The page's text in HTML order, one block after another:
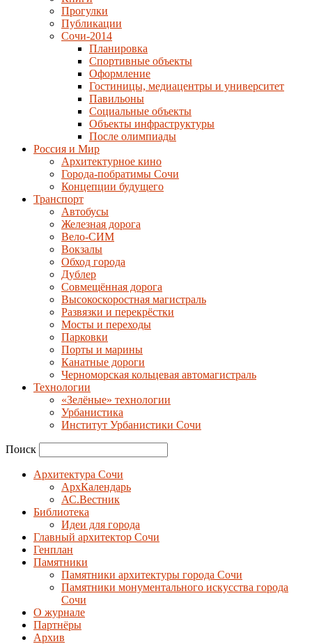
Прогулки
Публикации
Сочи-2014
Планировка
Спортивные объекты
Оформление
Гостиницы, медиацентры и университет
Павильоны
Социальные объекты
Объекты инфраструктуры
После олимпиады
Россия и Мир
Архитектурное кино
Города-побратимы Сочи
Концепции будущего
Транспорт
Автобусы
Железная дорога
Вело-СИМ
Вокзалы
Обход города
Дублер
Совмещённая дорога
Высокоскоростная магистраль
Развязки и перекрёстки
Мосты и переходы
Парковки
Порты и марины
Канатные дороги
Черноморская кольцевая автомагистраль
Технологии
«Зелёные» технологии
Урбанистика
Институт Урбанистики Сочи
Поиск
Архитектура Сочи
АрхКалендарь
АС.Вестник
Библиотека
Идеи для города
Главный архитектор Сочи
Генплан
Памятники
Памятники архитектуры города Сочи
Памятники монументального искусства города
Сочи
О журнале
Партнёры
Архив